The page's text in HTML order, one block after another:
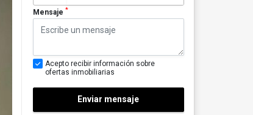
Mensaje *
Acepto recibir información sobre
ofertas inmobiliarias
Enviar mensaje